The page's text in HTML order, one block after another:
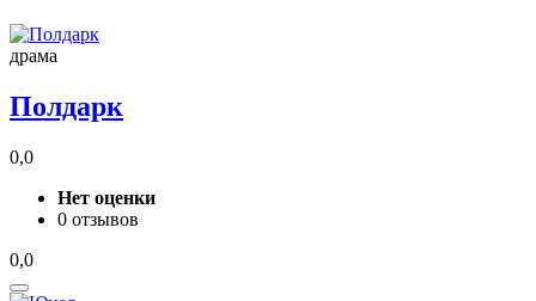
драма
Полдарк
0,0
Нет оценки
0 отзывов
0,0